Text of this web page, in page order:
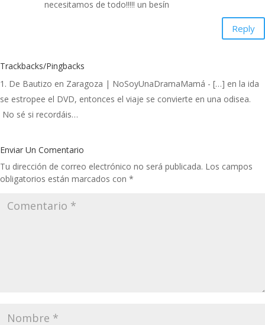
necesitamos de todo!!!!! un besín
Reply
Trackbacks/Pingbacks
De Bautizo en Zaragoza | NoSoyUnaDramaMamá - […] en la ida
se estropee el DVD, entonces el viaje se convierte en una odisea.
No sé si recordáis…
Enviar Un Comentario
Tu dirección de correo electrónico no será publicada. Los campos
obligatorios están marcados con *